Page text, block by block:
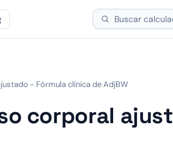
- Fórmula clínica de AdjBW
corporal